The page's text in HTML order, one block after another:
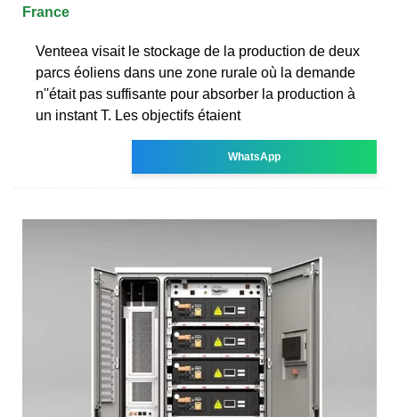
France
Venteea visait le stockage de la production de deux
parcs éoliens dans une zone rurale où la demande
n''était pas suffisante pour absorber la production à
un instant T. Les objectifs étaient
WhatsApp